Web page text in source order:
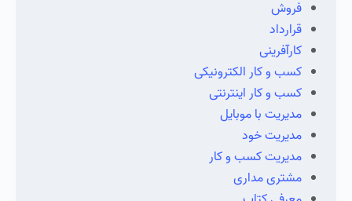
فروش
قرارداد
کارآفرینی
کسب و کار الکترونیکی
کسب و کار اینترنتی
مدیریت با موبایل
مدیریت خود
مدیریت کسب و کار
مشتری مداری